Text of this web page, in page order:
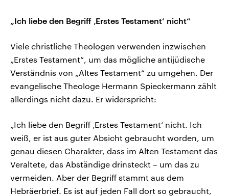
„Ich liebe den Begriff ‚Erstes Testament‘ nicht“
Viele christliche Theologen verwenden inzwischen
„Erstes Testament“, um das mögliche antijüdische
Verständnis von „Altes Testament“ zu umgehen. Der
evangelische Theologe Hermann Spieckermann zählt
allerdings nicht dazu. Er widerspricht:
„Ich liebe den Begriff ‚Erstes Testament‘ nicht. Ich
weiß, er ist aus guter Absicht gebraucht worden, um
genau diesen Charakter, dass im Alten Testament das
Veraltete, das Abständige drinsteckt – um das zu
vermeiden. Aber der Begriff stammt aus dem
Hebräerbrief. Es ist auf jeden Fall dort so gebraucht,